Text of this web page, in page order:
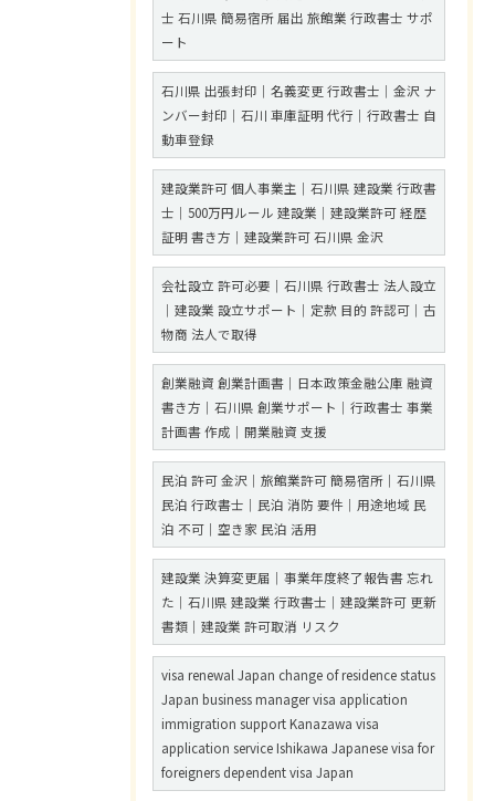
士 石川県 簡易宿所 届出 旅館業 行政書士 サポ
ート
石川県 出張封印｜名義変更 行政書士｜金沢 ナ
ンバー封印｜石川 車庫証明 代行｜行政書士 自
動車登録
建設業許可 個人事業主｜石川県 建設業 行政書
士｜500万円ルール 建設業｜建設業許可 経歴
証明 書き方｜建設業許可 石川県 金沢
会社設立 許可必要｜石川県 行政書士 法人設立
｜建設業 設立サポート｜定款 目的 許認可｜古
物商 法人で取得
創業融資 創業計画書｜日本政策金融公庫 融資
書き方｜石川県 創業サポート｜行政書士 事業
計画書 作成｜開業融資 支援
民泊 許可 金沢｜旅館業許可 簡易宿所｜石川県
民泊 行政書士｜民泊 消防 要件｜用途地域 民
泊 不可｜空き家 民泊 活用
建設業 決算変更届｜事業年度終了報告書 忘れ
た｜石川県 建設業 行政書士｜建設業許可 更新
書類｜建設業 許可取消 リスク
visa renewal Japan change of residence status
Japan business manager visa application
immigration support Kanazawa visa
application service Ishikawa Japanese visa for
foreigners dependent visa Japan